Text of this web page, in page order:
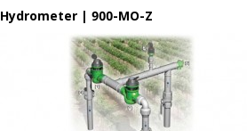
Hydrometer | 900-MO-Z